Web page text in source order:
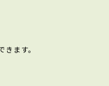
ます。